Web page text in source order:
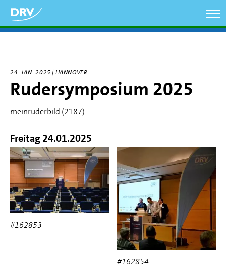
zum
Inhalt
24. JAN. 2025 | HANNOVER
Rudersymposium 2025
meinruderbild (2187)
Freitag 24.01.2025
#162853
#162854